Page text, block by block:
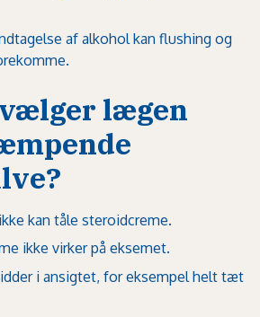
af alkohol kan flushing og
lægen
kan tåle steroidcreme.
ikke virker på eksemet.
i ansigtet, for eksempel helt tæt